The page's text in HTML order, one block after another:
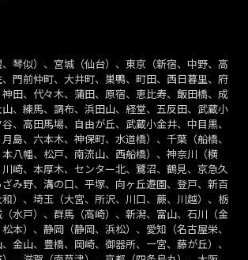
琴似）、宮城（仙台）、東京（新宿、中野、高
門前仲町、大井町、巣鴨、町田、西日暮里、府
田、代々木、蒲田、原宿、恵比寿、飯田橋、成
、練馬、調布、浜田山、経堂、五反田、武蔵小
、高田馬場、自由が丘、武蔵小金井、中目黒、
島、六本木、神保町、水道橋）、千葉（船橋、
八幡、松戸、南流山、西船橋）、神奈川（横
崎、本厚木、センター北、鷺沼、鶴見、京急久
み野、溝の口、平塚、向ヶ丘遊園、登戸、新百
）、埼玉（大宮、所沢、川口、蕨、川越）、栃
水戸）、群馬（高崎）、新潟、富山、石川（金
本）、静岡（静岡、浜松）、愛知（名古屋栄、
金山、豊橋、岡崎、御器所、一宮、藤が丘）、